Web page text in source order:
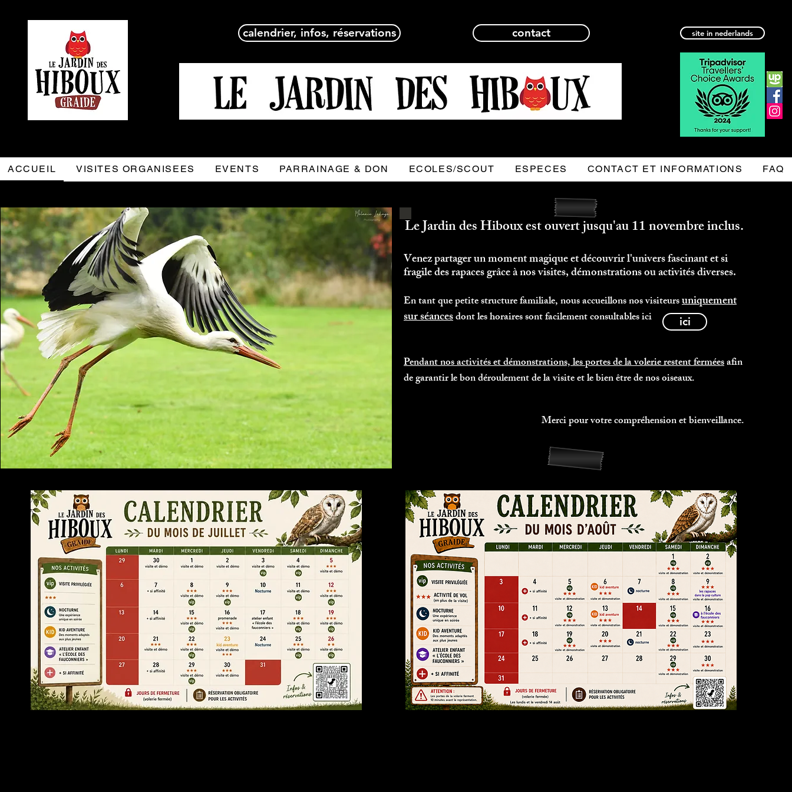
calendrier, infos, réservations contact site in nederlands
ACCUEIL VISITES ORGANISEES EVENTS PARRAINAGE & DON ECOLES/SCOUT ESPECES CONTACT ET INFORMATIONS FAQ
ici
Le Jardin des Hiboux est ouvert jusqu'au 11 novembre inclus.
Venez partager un moment magique et découvrir l'univers fascinant et si
fragile des rapaces grâce à nos visites, démonstrations ou activités diverses.
En tant que petite structure familiale, nous accueillons nos visiteursuniquement
sur séancesdont les horaires sont facilement consultables ici
Pendant nos activités et démonstrations, les portes de la volerie restent ferméesafin
de garantir le bon déroulement de la visite et le bien être de nos oiseaux.
Merci pour votre compréhension et bienveillance.